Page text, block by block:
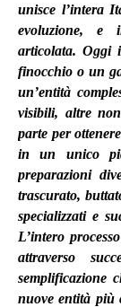
unisce l’intera
evoluzione, e
articolata. Oggi
finocchio o un
un’entità
visibili, altre
parte per
in un unico
preparazioni
trascurato,
specializzati e
L’intero
attraverso
semplificazione
nuove entità più